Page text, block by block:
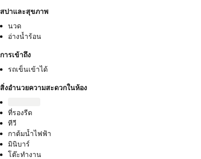
สปาและสุขภาพ
นวด
อ่างน้ำร้อน
การเข้าถึง
รถเข็นเข้าได้
สิ่งอำนวยความสะดวกในห้อง
ที่รองรีด
ทีวี
กาต้มน้ำไฟฟ้า
มินิบาร์
โต๊ะทำงาน